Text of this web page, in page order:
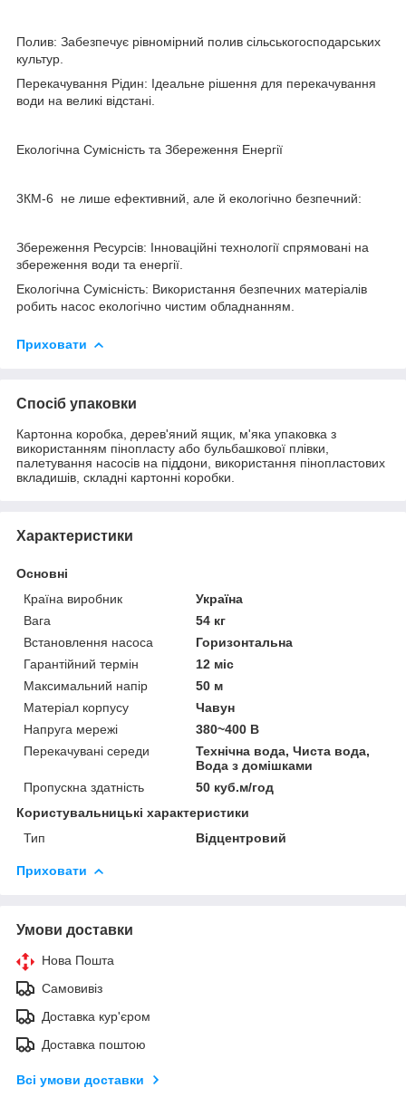
Полив: Забезпечує рівномірний полив сільськогосподарських
культур.
Перекачування Рідин: Ідеальне рішення для перекачування
води на великі відстані.
Екологічна Сумісність та Збереження Енергії
3КМ-6 не лише ефективний, але й екологічно безпечний:
Збереження Ресурсів: Інноваційні технології спрямовані на
збереження води та енергії.
Екологічна Сумісність: Використання безпечних матеріалів
робить насос екологічно чистим обладнанням.
Приховати
Спосіб упаковки
Картонна коробка, дерев'яний ящик, м'яка упаковка з
використанням пінопласту або бульбашкової плівки,
палетування насосів на піддони, використання пінопластових
вкладишів, складні картонні коробки.
Характеристики
Основні
Країна виробник
Україна
Вага
54 кг
Встановлення насоса
Горизонтальна
Гарантійний термін
12 міс
Максимальний напір
50 м
Матеріал корпусу
Чавун
Напруга мережі
380~400 В
Перекачувані середи
Технічна вода, Чиста вода,
Вода з домішками
Пропускна здатність
50 куб.м/год
Користувальницькі характеристики
Тип
Відцентровий
Приховати
Умови доставки
Нова Пошта
Самовивіз
Доставка кур'єром
Доставка поштою
Всі умови доставки